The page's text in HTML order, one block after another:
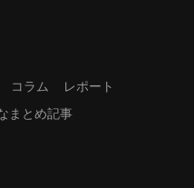
コラム
レポート
まとめ記事